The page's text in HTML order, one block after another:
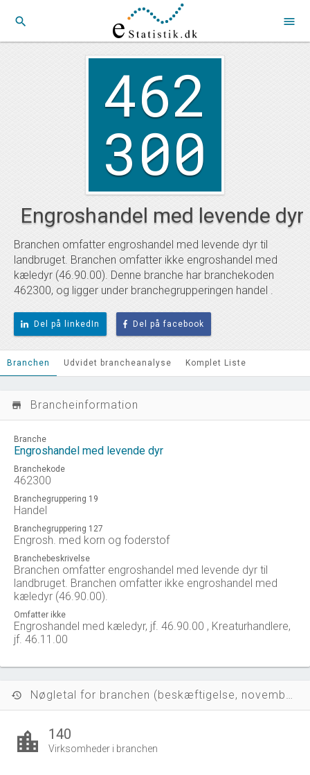
search menu
462
300
Engroshandel med levende dyr
Branchen omfatter engroshandel med levende dyr til
landbruget. Branchen omfatter ikke engroshandel med
kæledyr (46.90.00). Denne branche har branchekoden
462300, og ligger under branchegrupperingen handel .
Del på linkedIn Del på facebook
Branchen Udvidet brancheanalyse Komplet Liste
store_mall_directory Brancheinformation
Branche
Engroshandel med levende dyr
Branchekode
462300
Branchegruppering 19
Handel
Branchegruppering 127
Engrosh. med korn og foderstof
Branchebeskrivelse
Branchen omfatter engroshandel med levende dyr til
landbruget. Branchen omfatter ikke engroshandel med
kæledyr (46.90.00).
Omfatter ikke
Engroshandel med kæledyr, jf. 46.90.00 , Kreaturhandlere,
jf. 46.11.00
history Nøgletal for branchen (beskæftigelse, november 2023)
location_city 140
Virksomheder i branchen